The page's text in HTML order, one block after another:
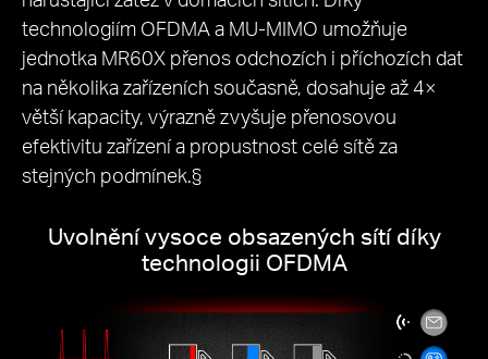
technologiím OFDMA a MU-MIMO umožňuje
jednotka MR60X přenos odchozích i příchozích dat
na několika zařízeních současně, dosahuje až 4×
větší kapacity, výrazně zvyšuje přenosovou
efektivitu zařízení a propustnost celé sítě za
stejných podmínek.§
Uvolnění vysoce obsazených sítí díky
technologii OFDMA